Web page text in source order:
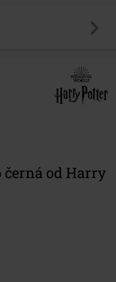
od Harry